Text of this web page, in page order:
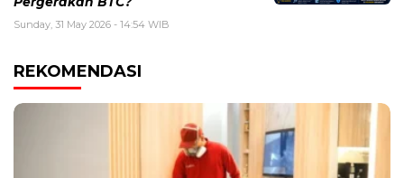
Sunday, 31 May 2026 - 14:54 WIB
REKOMENDASI